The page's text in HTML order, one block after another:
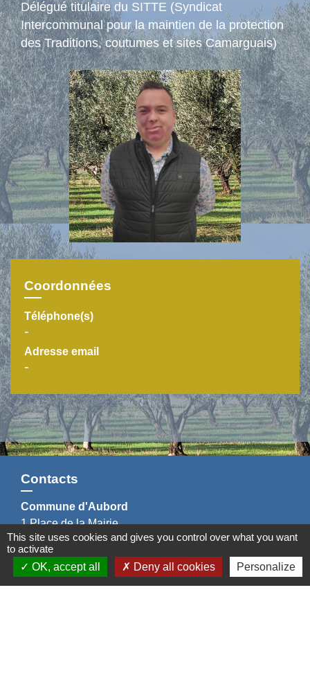
Délégué titulaire du SITTE (Syndicat
Intercommunal pour la maintien de la protection
des Traditions, coutumes et sites Camarguais)
Coordonnées
Téléphone(s)
-
Adresse email
-
Contacts
Commune d'Aubord
1 Place de la Mairie
30620 Aubord - FRANCE
+33 4 66 71 12 65
Contact par formulaire
This site uses cookies and gives you control over what you want
to activate
OK, accept all
Deny all cookies Personalize